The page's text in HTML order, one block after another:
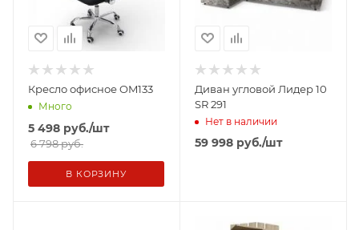
Кресло офисное OM133
Много
5 498 руб./шт
6 798 руб.
В КОРЗИНУ
Диван угловой Лидер 10
SR 291
Нет в наличии
59 998 руб./шт